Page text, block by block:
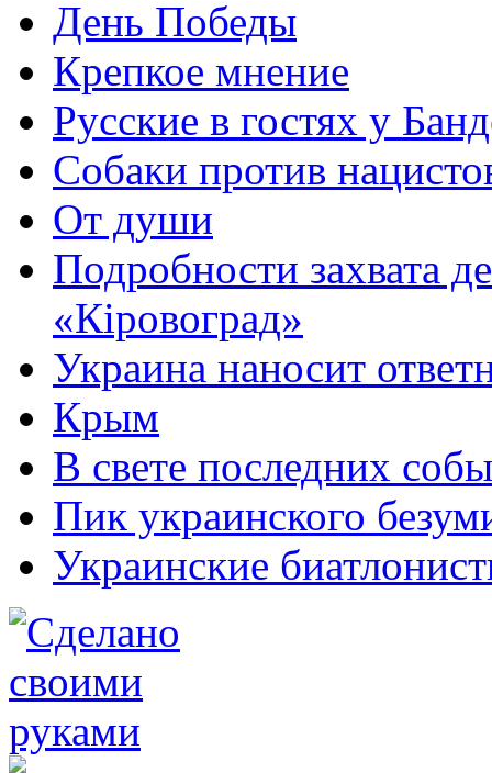
День Победы
Крепкое мнение
Русские в гостях у
Собаки против
От души
Подробности захвата
«Кіровоград»
Украина наносит
Крым
В свете последних
Пик украинского
Украинские